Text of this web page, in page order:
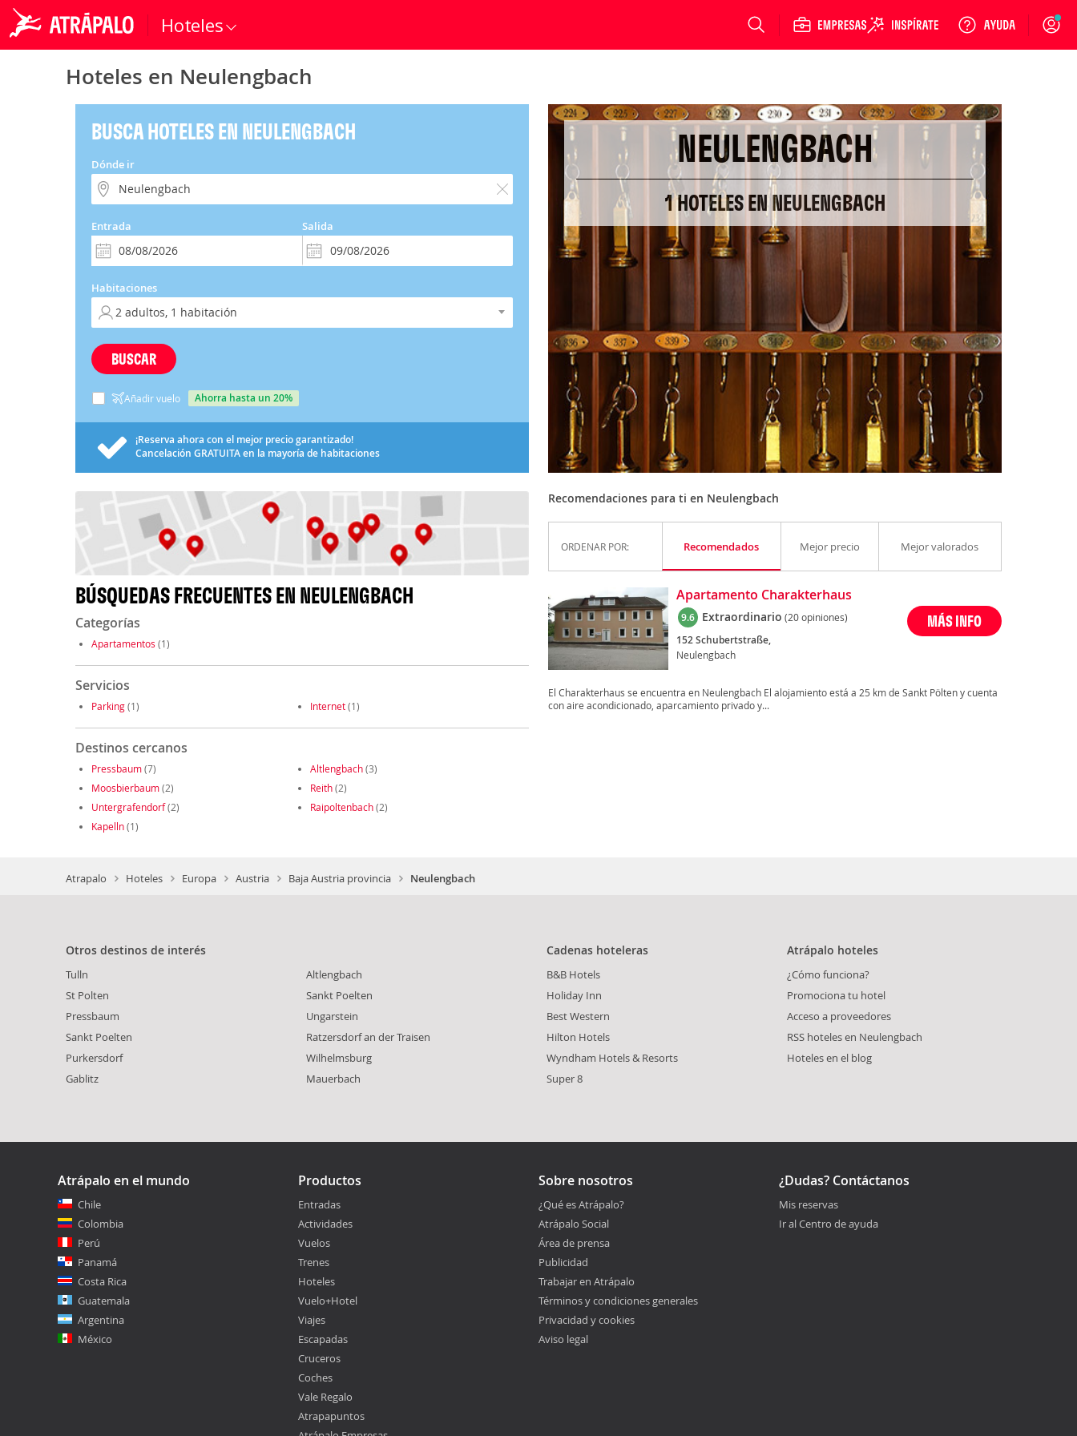
Hoteles Login
Hoteles en Neulengbach
BUSCA HOTELES EN NEULENGBACH
Dónde ir
Entrada Salida
Habitaciones
BUSCAR
Añadir vuelo ahorra hasta un 20%
¡Reserva ahora con el mejor precio garantizado!
Cancelación GRATUITAen la mayoría de habitaciones
BÚSQUEDAS FRECUENTES EN NEULENGBACH
Categorías
Apartamentos (1)
Servicios
Parking(1) Internet(1)
Destinos cercanos
Pressbaum(7) Altlengbach(3)
Moosbierbaum(2) Reith(2)
Untergrafendorf(2) Raipoltenbach(2)
Kapelln(1)
NEULENGBACH
1 HOTELES EN NEULENGBACH
Recomendaciones para ti en Neulengbach
ORDENAR POR: Recomendados Mejor precio Mejor valorados
Apartamento Charakterhaus
9.6 Extraordinario (20 opiniones)
152 Schubertstraße,
Neulengbach
MÁS INFO
El Charakterhaus se encuentra en Neulengbach El alojamiento está a 25 km de Sankt Pölten y cuenta
con aire acondicionado, aparcamiento privado y...
Atrapalo Hoteles Europa Austria Baja Austria provincia Neulengbach
Otros destinos de interés
Tulln
St Polten
Pressbaum
Sankt Poelten
Purkersdorf
Gablitz
Altlengbach
Sankt Poelten
Ungarstein
Ratzersdorf an der Traisen
Wilhelmsburg
Mauerbach
Cadenas hoteleras
B&B Hotels
Holiday Inn
Best Western
Hilton Hotels
Wyndham Hotels & Resorts
Super 8
Atrápalo hoteles
¿Cómo funciona?
Promociona tu hotel
Acceso a proveedores
RSS hoteles en Neulengbach
Hoteles en el blog
Atrápalo en el mundo
Chile
Colombia
Perú
Panamá
Costa Rica
Guatemala
Argentina
México
Productos
Entradas
Actividades
Vuelos
Trenes
Hoteles
Vuelo+Hotel
Viajes
Escapadas
Cruceros
Coches
Vale Regalo
Atrapapuntos
Sobre nosotros
¿Qué es Atrápalo?
Atrápalo Social
Área de prensa
Publicidad
Trabajar en Atrápalo
Términos y condiciones generales
Privacidad y cookies
Aviso legal
¿Dudas? Contáctanos
Mis reservas
Ir al Centro de ayuda